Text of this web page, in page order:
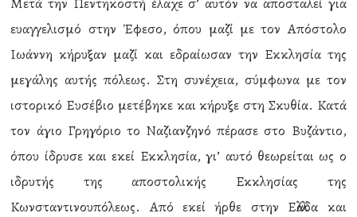
ευαγγελισμό στην Έφεσο, όπου μαζί με τον Απόστολο
Ιωάννη κήρυξαν μαζί και εδραίωσαν την Εκκλησία της
μεγάλης αυτής πόλεως. Στη συνέχεια, σύμφωνα με τον
ιστορικό Ευσέβιο μετέβηκε και κήρυξε στη Σκυθία. Κατά
τον άγιο Γρηγόριο το Ναζιανζηνό πέρασε στο Βυζάντιο,
όπου ίδρυσε και εκεί Εκκλησία, γι’ αυτό θεωρείται ως ο
ιδρυτής της αποστολικής Εκκλησίας της
Κωνσταντινουπόλεως. Από εκεί ήρθε στην Ελλάδα και